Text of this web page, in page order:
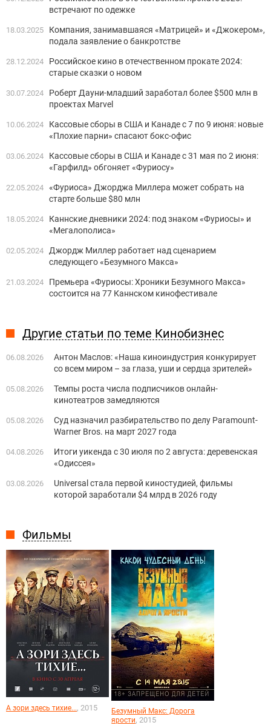
Фильмы
А зори здесь тихие..., 2015
Безумный Макс: Дорога
ярости, 2015
встречают по одежке
18.03.2025
Компания, занимавшаяся «Матрицей» и «Джокером»,
подала заявление о банкротстве
28.12.2024
Российское кино в отечественном прокате 2024:
старые сказки о новом
30.07.2024
Роберт Дауни-младший заработал более $500 млн в
проектах Marvel
10.06.2024
Кассовые сборы в США и Канаде с 7 по 9 июня: новые
«Плохие парни» спасают бокс-офис
03.06.2024
Кассовые сборы в США и Канаде с 31 мая по 2 июня:
«Гарфилд» обгоняет «Фуриосу»
22.05.2024 «Фуриоса» Джорджа Миллера может собрать на
старте больше $80 млн
18.05.2024
Каннские дневники 2024: под знаком «Фуриосы» и
«Мегалополиса»
02.05.2024
Джордж Миллер работает над сценарием
следующего «Безумного Макса»
21.03.2024
Премьера «Фуриосы: Хроники Безумного Макса»
состоится на 77 Каннском кинофестивале
Другие статьи по теме Кинобизнес
06.08.2026
Антон Маслов: «Наша киноиндустрия конкурирует
со всем миром – за глаза, уши и сердца зрителей»
05.08.2026
Темпы роста числа подписчиков онлайн-
кинотеатров замедляются
05.08.2026
Суд назначил разбирательство по делу Paramount-
Warner Bros. на март 2027 года
04.08.2026
Итоги уикенда с 30 июля по 2 августа: деревенская
«Одиссея»
03.08.2026
Universal стала первой киностудией, фильмы
которой заработали $4 млрд в 2026 году